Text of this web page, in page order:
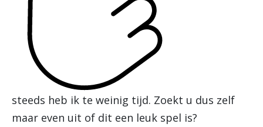
steeds heb ik te weinig tijd. Zoekt u dus zelf
maar even uit of dit een leuk spel is?